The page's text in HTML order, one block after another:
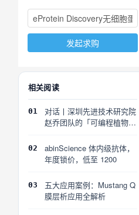
发起求购
相关阅读
01
对话丨深圳先进技术研究院
赵乔团队的「可编程植物」
02
abinScience 体内级抗体，
年度锁价，低至 1200
03
五大应用案例：Mustang Q
膜层析应用全解析